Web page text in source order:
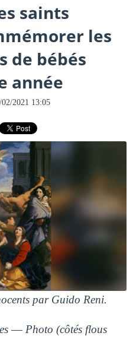
saints
les
de bébés
année
2021 13:05
par Guido Reni.
― Photo (côtés flous